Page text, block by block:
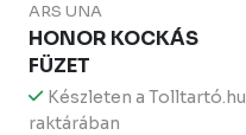
ARS UNA
HONOR KOCKÁS
FÜZET
Készleten a Tolltartó.hu
raktárában